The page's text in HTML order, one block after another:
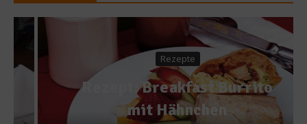
Rezepte
Rezept: Breakfast Burrito
mit Hähnchen